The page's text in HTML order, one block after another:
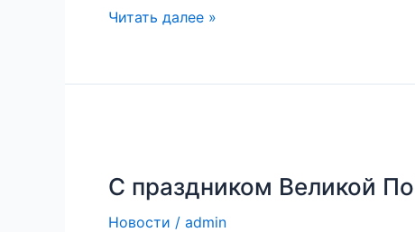
Читать далее »
С праздником Великой
Новости / admin
Великой